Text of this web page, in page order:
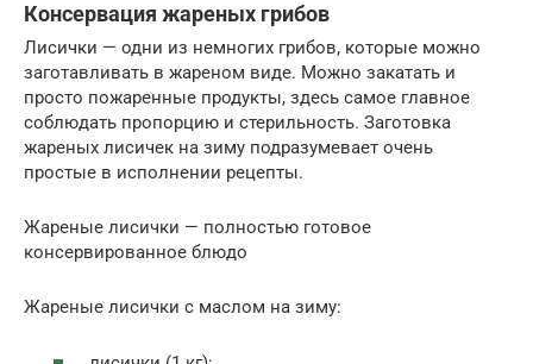
Консервация жареных грибов
Лисички — одни из немногих грибов, которые можно
заготавливать в жареном виде. Можно закатать и
просто пожаренные продукты, здесь самое главное
соблюдать пропорцию и стерильность. Заготовка
жареных лисичек на зиму подразумевает очень
простые в исполнении рецепты.
Жареные лисички — полностью готовое
консервированное блюдо
Жареные лисички с маслом на зиму: